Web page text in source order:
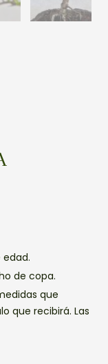
edad.
de copa.
que
que recibirá. Las